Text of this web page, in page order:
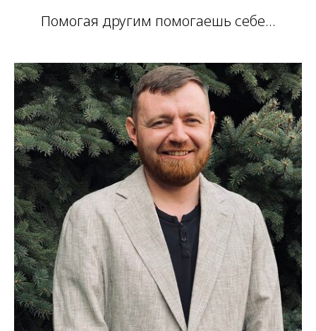
Помогая другим помогаешь себе...